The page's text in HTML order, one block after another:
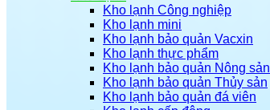
Kho lạnh Công nghiệp
Kho lạnh mini
Kho lạnh bảo quản Vacxin
Kho lạnh thực phẩm
Kho lạnh bảo quản Nông sản
Kho lạnh bảo quản Thủy sản
Kho lạnh bảo quản đá viên